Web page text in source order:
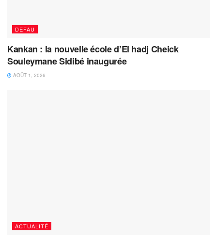
DEFAU
Kankan : la nouvelle école d’El hadj Cheick
Souleymane Sidibé inaugurée
AOÛT 1, 2026
ACTUALITÉ